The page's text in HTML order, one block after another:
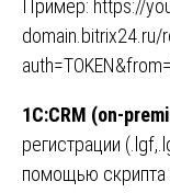
Пример: https://
1С:CRM (on-
регистрации
помощью скрипта